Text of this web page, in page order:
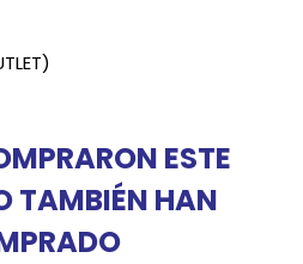
ESTE
TAMBIÉN HAN